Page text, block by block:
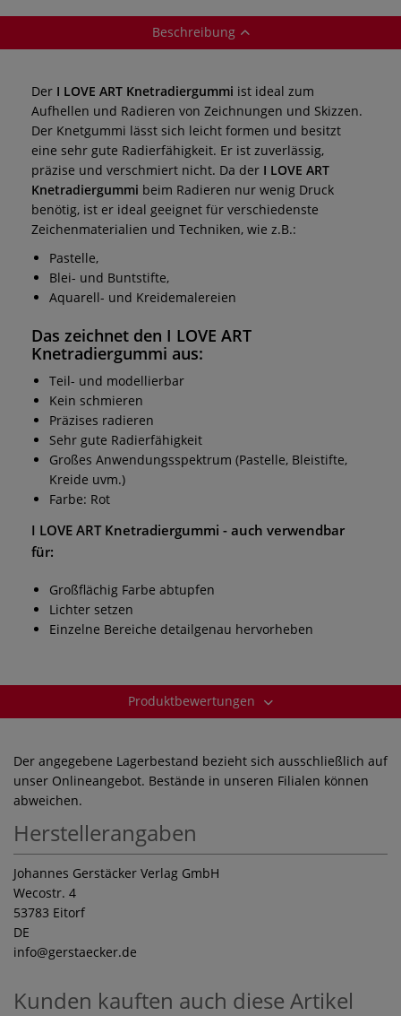
Beschreibung
Der I LOVE ART Knetradiergummi ist ideal zum
Aufhellen und Radieren von Zeichnungen und Skizzen.
Der Knetgummi lässt sich leicht formen und besitzt
eine sehr gute Radierfähigkeit. Er ist zuverlässig,
präzise und verschmiert nicht. Da der I LOVE ART
Knetradiergummi beim Radieren nur wenig Druck
benötig, ist er ideal geeignet für verschiedenste
Zeichenmaterialien und Techniken, wie z.B.:
Pastelle,
Blei- und Buntstifte,
Aquarell- und Kreidemalereien
Das zeichnet den I LOVE ART
Knetradiergummi aus:
Teil- und modellierbar
Kein schmieren
Präzises radieren
Sehr gute Radierfähigkeit
Großes Anwendungsspektrum (Pastelle, Bleistifte,
Kreide uvm.)
Farbe: Rot
I LOVE ART Knetradiergummi - auch verwendbar
für:
Großflächig Farbe abtupfen
Lichter setzen
Einzelne Bereiche detailgenau hervorheben
Produktbewertungen
Der angegebene Lagerbestand bezieht sich ausschließlich auf
unser Onlineangebot. Bestände in unseren Filialen können
abweichen.
Herstellerangaben
Johannes Gerstäcker Verlag GmbH
Wecostr. 4
53783 Eitorf
DE
info@gerstaecker.de
Kunden kauften auch diese Artikel